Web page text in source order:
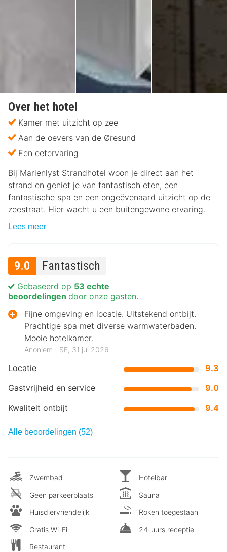
Over het hotel
Kamer met uitzicht op zee
Aan de oevers van de Øresund
Een eetervaring
Bij Marienlyst Strandhotel woon je direct aan het
strand en geniet je van fantastisch eten, een
fantastische spa en een ongeëvenaard uitzicht op de
zeestraat. Hier wacht u een buitengewone ervaring.
Lees meer
9.0 Fantastisch
Locatie
9.3
Gastvrijheid en service
9.0
Kwaliteit ontbijt
9.4
Gebaseerd op 53 echte
beoordelingen door onze gasten.
Fijne omgeving en locatie. Uitstekend ontbijt.
Prachtige spa met diverse warmwaterbaden.
Mooie hotelkamer.
Anoniem ‐ SE, 31 jul 2026
Alle beoordelingen (52)
Zwembad
Geen parkeerplaats
Huisdiervriendelijk
Gratis Wi-Fi
Restaurant
Hotelbar
Sauna
Roken toegestaan
24-uurs receptie